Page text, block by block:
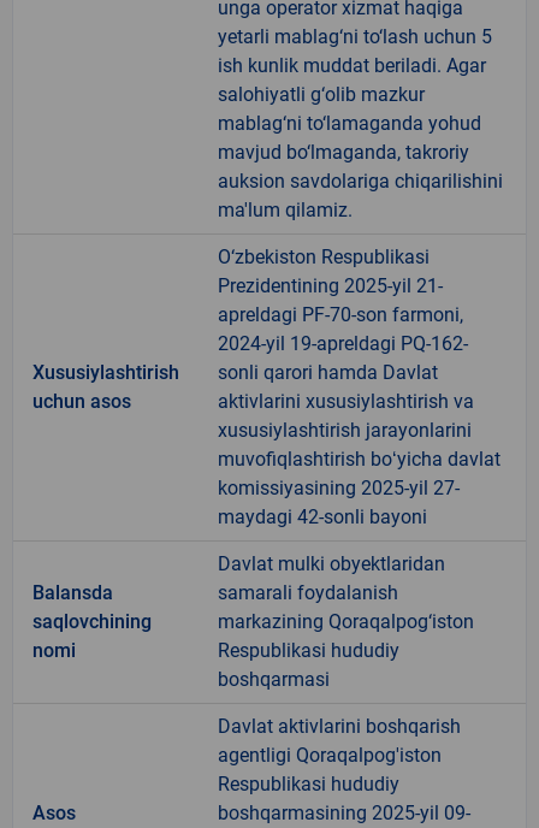
unga operator xizmat haqiga
yetarli mablag‘ni to‘lash uchun 5
ish kunlik muddat beriladi. Agar
salohiyatli g‘olib mazkur
mablag‘ni to‘lamaganda yohud
mavjud bo‘lmaganda, takroriy
auksion savdolariga chiqarilishini
ma'lum qilamiz.
Xususiylashtirish
uchun asos
O‘zbekiston Respublikasi
Prezidentining 2025-yil 21-
apreldagi PF-70-son farmoni,
2024-yil 19-apreldagi PQ-162-
sonli qarori hamda Davlat
aktivlarini xususiylashtirish va
xususiylashtirish jarayonlarini
muvofiqlashtirish boʻyicha davlat
komissiyasining 2025-yil 27-
maydagi 42-sonli bayoni
Balansda
saqlovchining
nomi
Davlat mulki obyektlaridan
samarali foydalanish
markazining Qoraqalpog‘iston
Respublikasi hududiy
boshqarmasi
Asos
Davlat aktivlarini boshqarish
agentligi Qoraqalpog'iston
Respublikasi hududiy
boshqarmasining 2025-yil 09-